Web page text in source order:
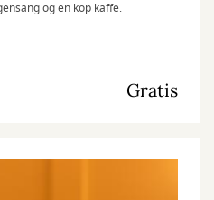
og en kop kaffe.
Gratis